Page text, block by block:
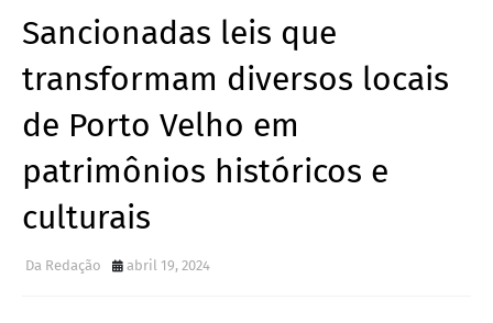
Sancionadas leis que
transformam diversos locais
de Porto Velho em
patrimônios históricos e
culturais
Da Redação abril 19, 2024